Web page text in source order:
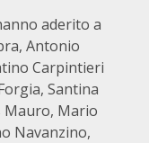
aderito a
Antonio
Carpintieri
Santina
Mauro, Mario
Navanzino,